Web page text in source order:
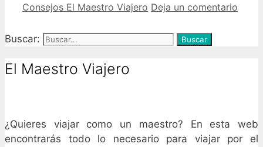
Consejos El Maestro Viajero Deja un comentario
Buscar:
El Maestro Viajero
¿Quieres viajar como un maestro? En esta web
encontrarás todo lo necesario para viajar por el